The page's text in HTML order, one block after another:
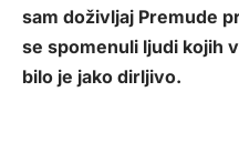
sam doživljaj Premude
se spomenuli ljudi kojih
bilo je jako dirljivo.